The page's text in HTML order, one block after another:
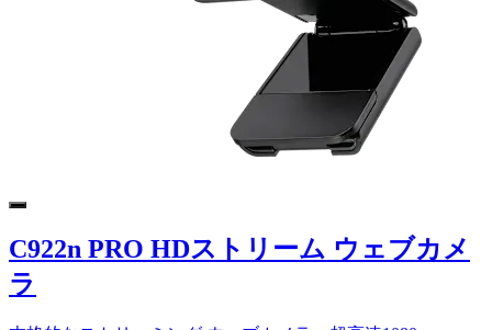
C922n PRO HDストリーム ウェブカメ
ラ